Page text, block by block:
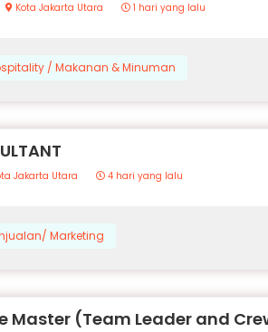
Kota Jakarta Utara 1 hari yang lalu
/ Makanan & Minuman
Jakarta Utara 4 hari yang lalu
Marketing
Master (Team Leader and